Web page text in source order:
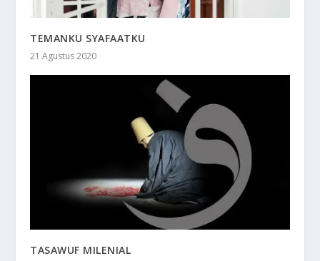
TEMANKU SYAFAATKU
21 Agustus 2020
TASAWUF MILENIAL